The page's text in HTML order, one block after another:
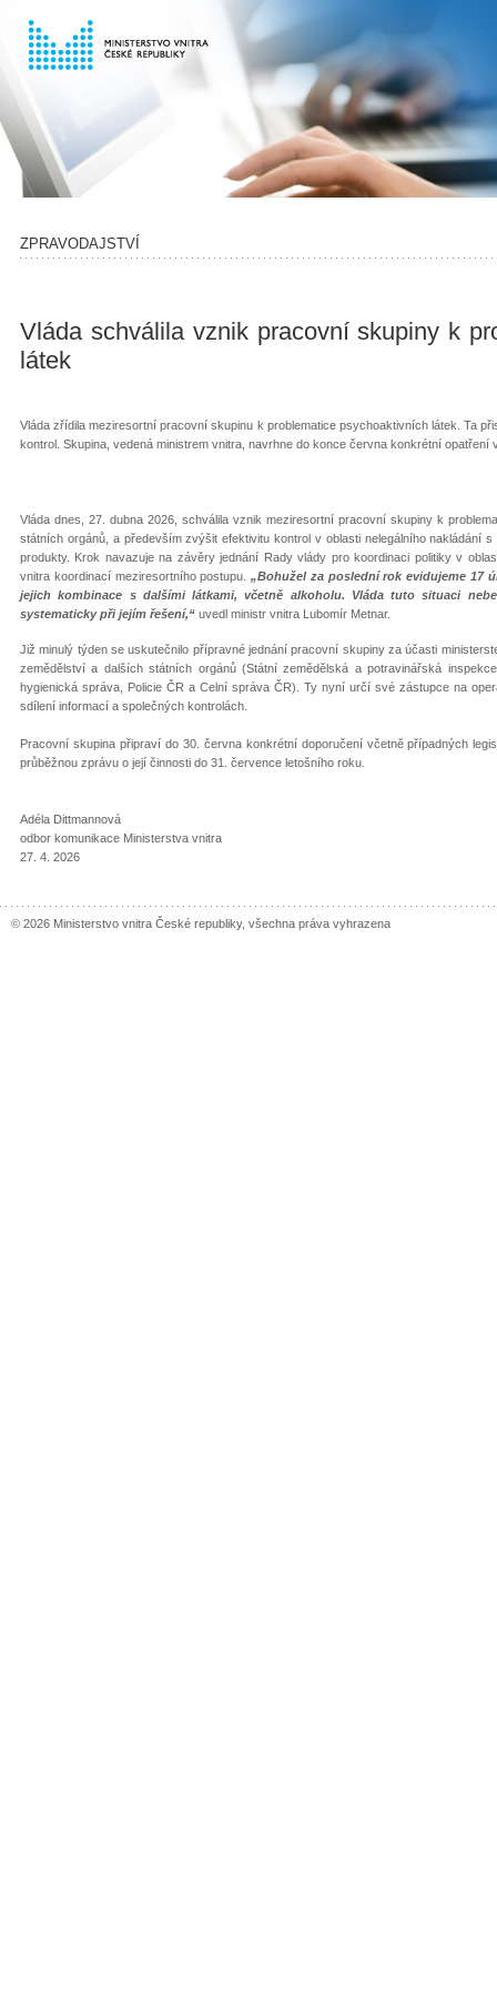
ZPRAVODAJSTVÍ
Vláda schválila vznik pracovní skupiny k
látek
Vláda zřídila meziresortní pracovní skupinu k problematice psychoaktivních látek. Ta
kontrol. Skupina, vedená ministrem vnitra, navrhne do konce června konkrétní
Vláda dnes, 27. dubna 2026, schválila vznik meziresortní pracovní skupiny k
státních orgánů, a především zvýšit efektivitu kontrol v oblasti nelegálního nakládání
produkty. Krok navazuje na závěry jednání Rady vlády pro koordinaci politiky v
vnitra koordinací meziresortního postupu. „Bohužel za poslední rok evidujeme 17
jejich kombinace s dalšími látkami, včetně alkoholu. Vláda tuto situaci
systematicky při jejím řešení,“ uvedl ministr vnitra Lubomír Metnar.
Již minulý týden se uskutečnilo přípravné jednání pracovní skupiny za účasti
zemědělství a dalších státních orgánů (Státní zemědělská a potravinářská
hygienická správa, Policie ČR a Celní správa ČR). Ty nyní určí své zástupce na
sdílení informací a společných kontrolách.
Pracovní skupina připraví do 30. června konkrétní doporučení včetně případných
průběžnou zprávu o její činnosti do 31. července letošního roku.
Adéla Dittmannová
odbor komunikace Ministerstva vnitra
27. 4. 2026
© 2026 Ministerstvo vnitra České republiky, všechna práva vyhrazena